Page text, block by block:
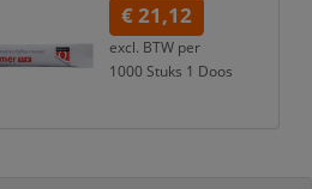
€ 21,12
excl. BTW per
1000 Stuks 1 Doos